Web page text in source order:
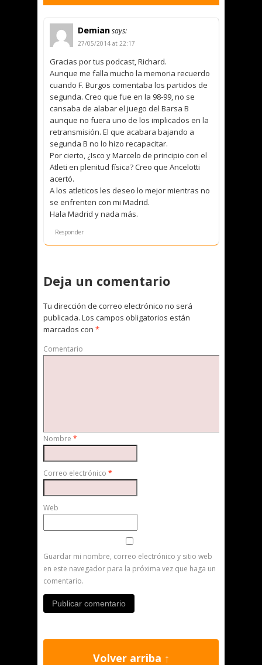
Demiansays:
27/05/2014 at 22:17
Gracias por tus podcast, Richard.
Aunque me falla mucho la memoria recuerdo
cuando F. Burgos comentaba los partidos de
segunda. Creo que fue en la 98-99, no se
cansaba de alabar el juego del Barsa B
aunque no fuera uno de los implicados en la
retransmisión. El que acabara bajando a
segunda B no lo hizo recapacitar.
Por cierto, ¿Isco y Marcelo de principio con el
Atleti en plenitud física? Creo que Ancelotti
acertó.
A los atleticos les deseo lo mejor mientras no
se enfrenten con mi Madrid.
Hala Madrid y nada más.
Responder
Deja un comentario
Tu dirección de correo electrónico no será
publicada. Los campos obligatorios están
marcados con *
Comentario
Nombre *
Correo electrónico *
Web
Guardar mi nombre, correo electrónico y sitio web
en este navegador para la próxima vez que haga un
comentario.
Volver arriba ↑